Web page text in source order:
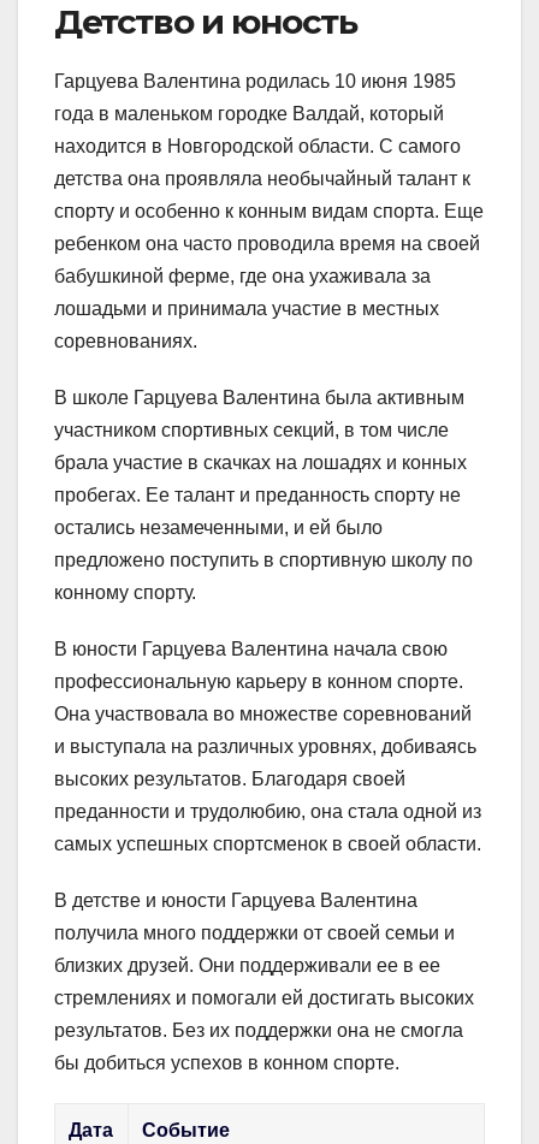
Детство и юность
Гарцуева Валентина родилась 10 июня 1985
года в маленьком городке Валдай, который
находится в Новгородской области. С самого
детства она проявляла необычайный талант к
спорту и особенно к конным видам спорта. Еще
ребенком она часто проводила время на своей
бабушкиной ферме, где она ухаживала за
лошадьми и принимала участие в местных
соревнованиях.
В школе Гарцуева Валентина была активным
участником спортивных секций, в том числе
брала участие в скачках на лошадях и конных
пробегах. Ее талант и преданность спорту не
остались незамеченными, и ей было
предложено поступить в спортивную школу по
конному спорту.
В юности Гарцуева Валентина начала свою
профессиональную карьеру в конном спорте.
Она участвовала во множестве соревнований
и выступала на различных уровнях, добиваясь
высоких результатов. Благодаря своей
преданности и трудолюбию, она стала одной из
самых успешных спортсменок в своей области.
В детстве и юности Гарцуева Валентина
получила много поддержки от своей семьи и
близких друзей. Они поддерживали ее в ее
стремлениях и помогали ей достигать высоких
результатов. Без их поддержки она не смогла
бы добиться успехов в конном спорте.
Дата Событие